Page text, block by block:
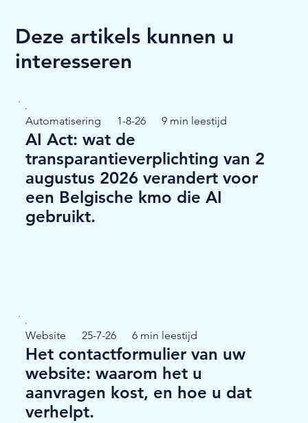
Automatisering 1-8-26 9 min leestijd
AI Act: wat de
transparantieverplichting van 2
augustus 2026 verandert voor
een Belgische kmo die AI
gebruikt.
Website 25-7-26 6 min leestijd
Het contactformulier van uw
website: waarom het u
aanvragen kost, en hoe u dat
verhelpt.
Deze artikels kunnen u
interesseren